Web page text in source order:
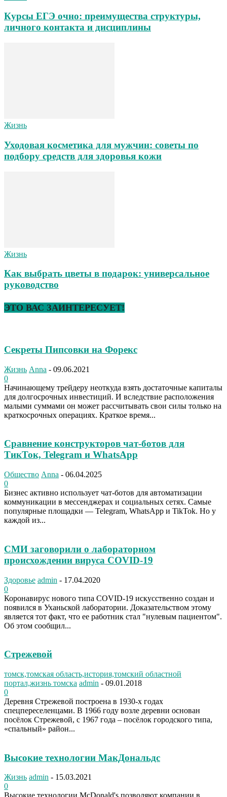
Курсы ЕГЭ очно: преимущества структуры,
личного контакта и дисциплины
Жизнь
Уходовая косметика для мужчин: советы по
подбору средств для здоровья кожи
Жизнь
Как выбрать цветы в подарок: универсальное
руководство
ЭТО ВАС ЗАИНТЕРЕСУЕТ!
Секреты Пипсовки на Форекс
Жизнь Anna - 09.06.2021
0
Начинающему трейдеру неоткуда взять достаточные капиталы
для долгосрочных инвестиций. И вследствие расположения
малыми суммами он может рассчитывать свои силы только на
краткосрочных операциях. Краткое время...
Сравнение конструкторов чат-ботов для
ТикТок, Telegram и WhatsApp
Общество Anna - 06.04.2025
0
Бизнес активно использует чат-ботов для автоматизации
коммуникации в мессенджерах и социальных сетях. Самые
популярные площадки — Telegram, WhatsApp и TikTok. Но у
каждой из...
СМИ заговорили о лабораторном
происхождении вируса COVID-19
Здоровье admin - 17.04.2020
0
Коронавирус нового типа COVID-19 искусственно создан и
появился в Уханьской лаборатории. Доказательством этому
является тот факт, что ее работник стал "нулевым пациентом".
Об этом сообщил...
Стрежевой
томск,томская область,история,томский областной
портал,жизнь томска admin - 09.01.2018
0
Деревня Стрежевой построена в 1930-х годах
спецпереселенцами. В 1966 году возле деревни основан
посёлок Стрежевой, с 1967 года – посёлок городского типа,
«спальный» район...
Высокие технологии МакДональдс
Жизнь admin - 15.03.2021
0